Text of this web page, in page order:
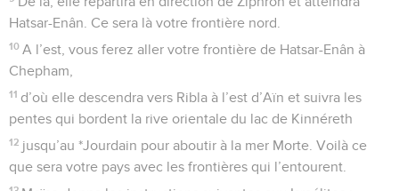
Hatsar-Enân. Ce sera là votre frontière nord.
10 A l’est, vous ferez aller votre frontière de Hatsar-Enân à
Chepham,
11 d’où elle descendra vers Ribla à l’est d’Aïn et suivra les
pentes qui bordent la rive orientale du lac de Kinnéreth
12 jusqu’au *Jourdain pour aboutir à la mer Morte. Voilà ce
que sera votre pays avec les frontières qui l’entourent.